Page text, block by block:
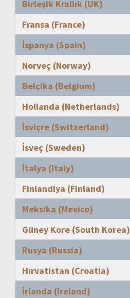
Birleşik Krallık (UK)
Fransa (France)
İspanya (Spain)
Norveç (Norway)
Belçika (Belgium)
Hollanda (Netherlands)
İsviçre (Switzerland)
İsveç (Sweden)
İtalya (Italy)
Finlandiya (Finland)
Meksika (Mexico)
Güney Kore (South Korea)
Rusya (Russia)
Hırvatistan (Croatia)
İrlanda (Ireland)